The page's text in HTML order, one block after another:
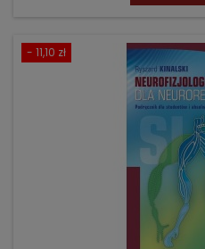
- 11,10 zł